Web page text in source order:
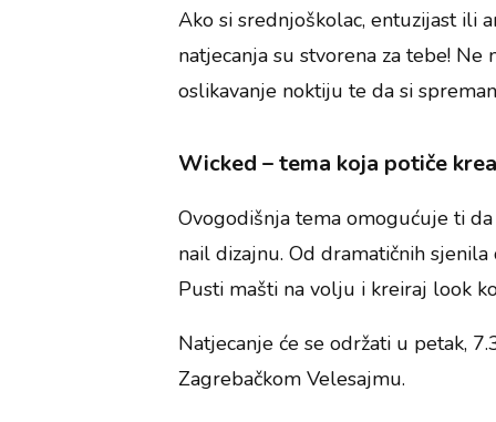
Ako si srednjoškolac, entuzijast ili
natjecanja su stvorena za tebe!
oslikavanje noktiju te da si
Wicked – tema koja potiče
Ovogodišnja tema omogućuje ti
nail dizajnu. Od dramatičnih
Pusti mašti na volju i kreiraj look
Natjecanje će se održati u petak,
Zagrebačkom Velesajmu.